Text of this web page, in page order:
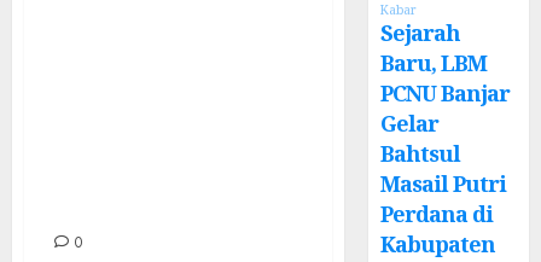
0
Kabar
Sejarah
Baru, LBM
PCNU Banjar
Gelar
Bahtsul
Masail Putri
Perdana di
Kabupaten